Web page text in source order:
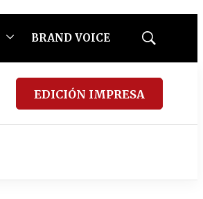
BRAND VOICE
Mostrar
EDICIÓN IMPRESA